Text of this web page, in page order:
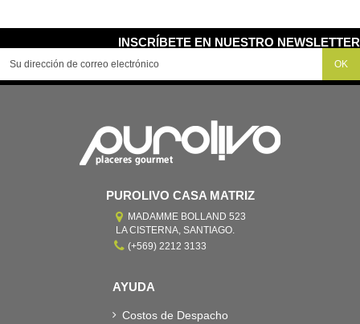
INSCRÍBETE EN NUESTRO NEWSLETTER
PUROLIVO CASA MATRIZ
MADAMME BOLLAND 523
LA CISTERNA, SANTIAGO.
(+569) 2212 3133
AYUDA
Costos de Despacho